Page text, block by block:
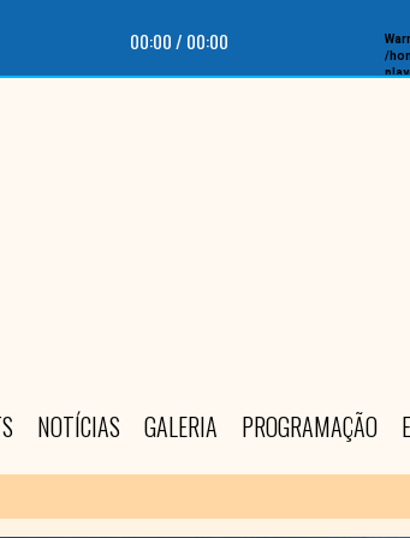
00:00/ 00:00
/
NOTÍCIAS GALERIA PROGRAMAÇÃO